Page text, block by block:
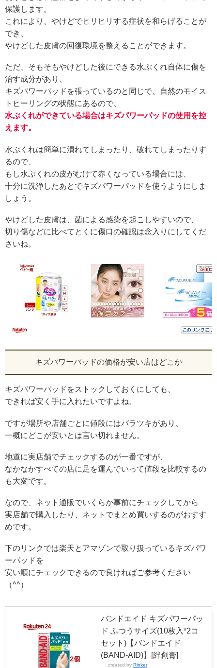
保護します。
これにより、やけどでヒリヒリする症状を和らげることが
でき、
やけどした皮膚の回復環境を整えることができます。
ただ、そもそもやけどした後にできる水ぶくれ自体に傷を
治す成分があり、
キズパワーパッドを張っているのと同じで、自然のモイス
トヒーリングの状態にあるので、
水ぶくれができている場合はキズパワーパッドの使用を控
えます。
水ぶくれは簡単に潰れてしまったり、破れてしまったりす
るので、
もし水ぶくれの皮がむけて赤くなっている場合には、
十分に洗浄したあとでキズパワーパッドを使うようにしま
しょう。
やけどした皮膚は、菌による感染を起こしやすいので、
切り傷などに比べてとくに傷口の確認は念入りにしてくだ
さいね。
キズパワーパッドの価格が安い店はどこか
キズパワーパッドをストックしておくにしても、
できれば安く手に入れたいですよね。
ですが場所や店舗ごとに値段にはバラツキがあり、
一概にどこが安いとは言い切れません。
地道に実店舗でチェックするのが一番ですが、
なかなかすべての店に足を運んでいって値段を比較するの
も大変です。
なので、ネット通販でいくらか事前にチェックしてから
実店舗で購入したり、ネットでまとめ買いするのがおすす
めです。
下のリンクでは楽天とアマゾンで取り扱っているキズパワ
ーパッドを
安い順にチェックできるので良ければご参考ください
（^^）
バンドエイド キズパワーパッ
ド ふつうサイズ(10枚入*2コ
セット)【バンドエイド
(BAND-AID)】[絆創膏]
created by Rinker